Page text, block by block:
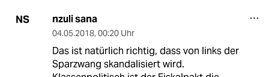
NS nzuli sana
04.05.2018, 00:20 Uhr
Das ist natürlich richtig, dass von links der
Sparzwang skandalisiert wird.